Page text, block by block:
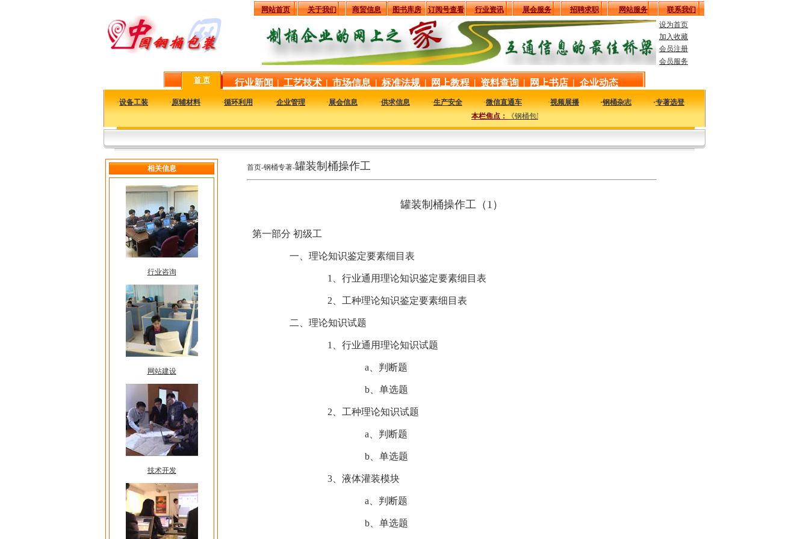
网站首页 关于我们 商贸信息 图书库房 订阅号查看 行业资讯 展会服务 招聘求职 网站服务
联系我们
设为首页
加入收藏
会员注册
会员服务
首 页 行业新闻 | 工艺技术 | 市场信息 | 标准法规 | 网上教程 | 资料查询 | 网上书店 | 企业动态
·设备工装 ·原辅材料 ·循环利用 ·企业管理 ·展会信息 ·供求信息 ·生产安全 ·微信直通车 ·视频展播 ·钢桶杂志 ·专著选登
本栏焦点：《钢桶包装用户手册》近日由印刷工业出版社正式出版，该书最适合制桶企业使用，本站强力推
相关信息
行业咨询
网站建设
技术开发
首页-钢桶专著-罐装制桶操作工
罐装制桶操作工（1）
第一部分 初级工
一、理论知识鉴定要素细目表
1、行业通用理论知识鉴定要素细目表
2、工种理论知识鉴定要素细目表
二、理论知识试题
1、行业通用理论知识试题
a、判断题
b、单选题
2、工种理论知识试题
a、判断题
b、单选题
3、液体灌装模块
a、判断题
b、单选题